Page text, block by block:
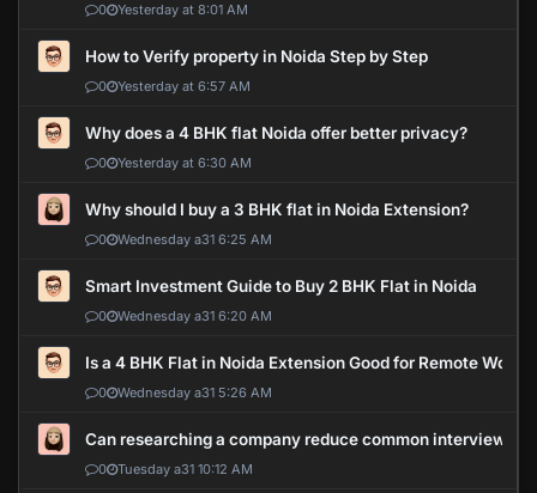
0 Yesterday at 8:01 AM
How to Verify property in Noida Step by Step
0 Yesterday at 6:57 AM
Why does a 4 BHK flat Noida offer better privacy?
0 Yesterday at 6:30 AM
Why should I buy a 3 BHK flat in Noida Extension?
0 Wednesday a31 6:25 AM
Smart Investment Guide to Buy 2 BHK Flat in Noida
0 Wednesday a31 6:20 AM
Is a 4 BHK Flat in Noida Extension Good for Remote Work?
0 Wednesday a31 5:26 AM
Can researching a company reduce common interview
0 Tuesday a31 10:12 AM